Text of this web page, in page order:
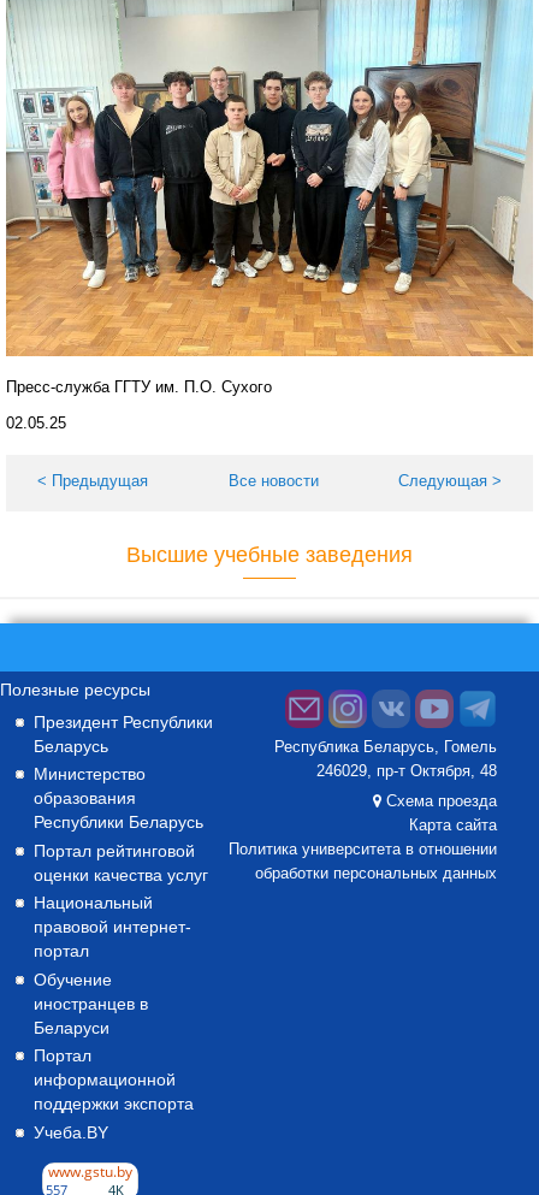
Пресс-служба ГГТУ им. П.О. Сухого
02.05.25
< Предыдущая Все новости Следующая >
Высшие учебные заведения
Полезные ресурсы
Президент Республики
Беларусь
Министерство
образования
Республики Беларусь
Портал рейтинговой
оценки качества услуг
Национальный
правовой интернет-
портал
Обучение
иностранцев в
Беларуси
Портал
информационной
поддержки экспорта
Учеба.BY
Республика Беларусь, Гомель
246029, пр-т Октября, 48
Схема проезда
Карта сайта
Политика университета в отношении
обработки персональных данных